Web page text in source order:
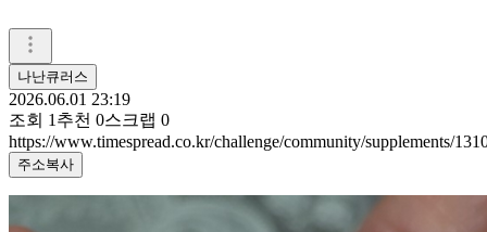
나난큐러스
2026.06.01 23:19
조회 1 추천 0스크랩 0
https://www.timespread.co.kr/challenge/community/supplements/
주소복사